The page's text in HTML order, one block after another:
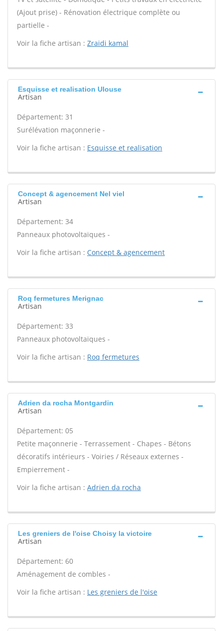
(Ajout prise) - Rénovation électrique complète ou
partielle -
Voir la fiche artisan : Zraidi kamal
Esquisse et realisation Ulouse
Artisan
Département: 31
Surélévation maçonnerie -
Voir la fiche artisan : Esquisse et realisation
Concept & agencement Nel viel
Artisan
Département: 34
Panneaux photovoltaïques -
Voir la fiche artisan : Concept & agencement
Roq fermetures Merignac
Artisan
Département: 33
Panneaux photovoltaïques -
Voir la fiche artisan : Roq fermetures
Adrien da rocha Montgardin
Artisan
Département: 05
Petite maçonnerie - Terrassement - Chapes - Bétons
décoratifs intérieurs - Voiries / Réseaux externes -
Empierrement -
Voir la fiche artisan : Adrien da rocha
Les greniers de l'oise Choisy la victoire
Artisan
Département: 60
Aménagement de combles -
Voir la fiche artisan : Les greniers de l'oise